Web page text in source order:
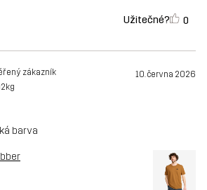
Užitečné? 0
zákazník 10. června 2026
barva